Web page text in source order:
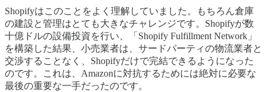
Shopifyはこのことをよく理解していました。もちろん倉庫
の建設と管理はとても大きなチャレンジです。Shopifyが数
十億ドルの設備投資を行い、「Shopify Fulfillment Network」
を構築した結果、小売業者は、サードパーティの物流業者と
交渉することなく、Shopifyだけで完結できるようになった
のです。これは、Amazonに対抗するためには絶対に必要な
最後の重要な一手だったのです。